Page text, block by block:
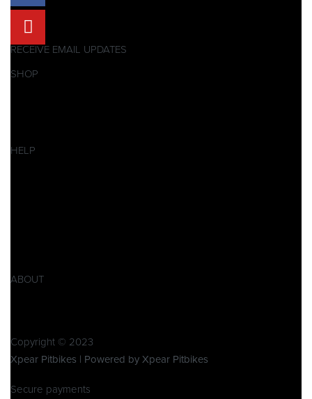
RECEIVE EMAIL UPDATES
SHOP
HELP
ABOUT
Copyright © 2023
Xpear Pitbikes | Powered by Xpear Pitbikes
Secure payments